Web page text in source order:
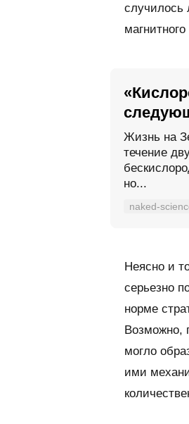
случилось
Жизнь на
течение
но...
naked-
Неясно и
серьезно
норме
Возможно,
могло
ими